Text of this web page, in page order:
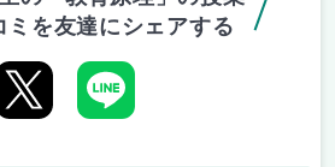
ミを友達にシェアする